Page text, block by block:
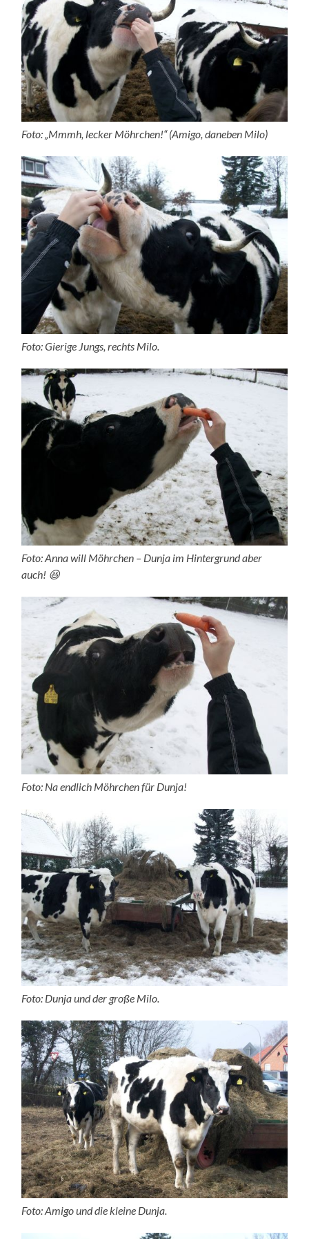
Foto: „Mmmh, lecker Möhrchen!“ (Amigo, daneben Milo)
Foto: Gierige Jungs, rechts Milo.
Foto: Anna will Möhrchen – Dunja im Hintergrund aber
auch! 😆
Foto: Na endlich Möhrchen für Dunja!
Foto: Dunja und der große Milo.
Foto: Amigo und die kleine Dunja.